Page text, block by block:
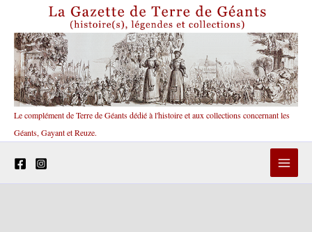
contenu
Le complément de Terre de Géants dédié à l'histoire et aux collections concernant les
Géants, Gayant et Reuze.